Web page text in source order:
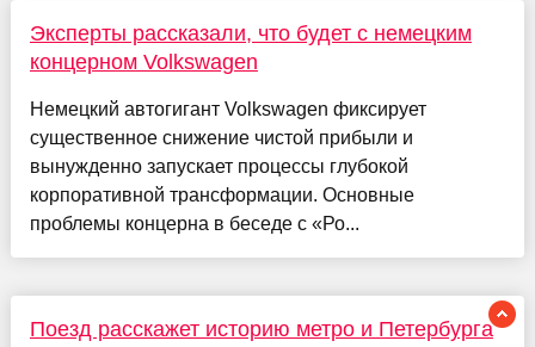
Эксперты рассказали, что будет с немецким
концерном Volkswagen
Немецкий автогигант Volkswagen фиксирует
существенное снижение чистой прибыли и
вынужденно запускает процессы глубокой
корпоративной трансформации. Основные
проблемы концерна в беседе с «Ро...
Поезд расскажет историю метро и Петербурга